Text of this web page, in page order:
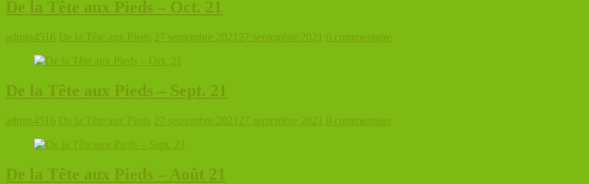
De la Tête aux Pieds – Oct. 21
admin4516 De la Tête aux Pieds 27 septembre 2021 27 septembre 2021 0 commentaire
De la Tête aux Pieds – Sept. 21
admin4516 De la Tête aux Pieds 27 septembre 2021 27 septembre 2021 0 commentaire
De la Tête aux Pieds – Août 21